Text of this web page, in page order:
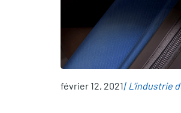
février 12, 2021 L'industrie